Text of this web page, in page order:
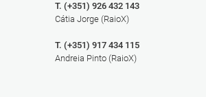
T. (+351) 926 432 143
Cátia Jorge (RaioX)
T. (+351) 917 434 115
Andreia Pinto (RaioX)